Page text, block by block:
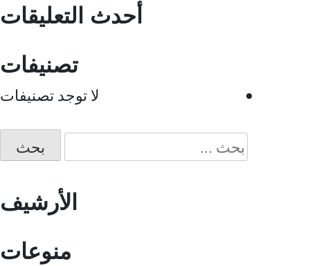
أحدث التعليقات
تصنيفات
لا توجد تصنيفات
البحث
عن:
الأرشيف
منوعات